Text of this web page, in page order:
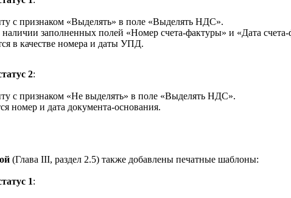
с признаком «Выделять» в поле «Выделять НДС».
заполненных полей «Номер счета-фактуры» и «Дата
в качестве номера и даты УПД.
2:
с признаком «Не выделять» в поле «Выделять НДС».
номер и дата документа-основания.
(Глава III, раздел 2.5) также добавлены печатные шаблоны:
1: